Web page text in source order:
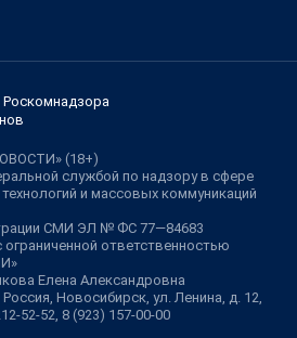
(18+)
службой по надзору в сфере
и массовых коммуникаций
СМИ ЭЛ № ФС 77—84683
ответственностью
Елена Александровна
Новосибирск, ул. Ленина, д. 12,
52-52, 8 (923) 157-00-00